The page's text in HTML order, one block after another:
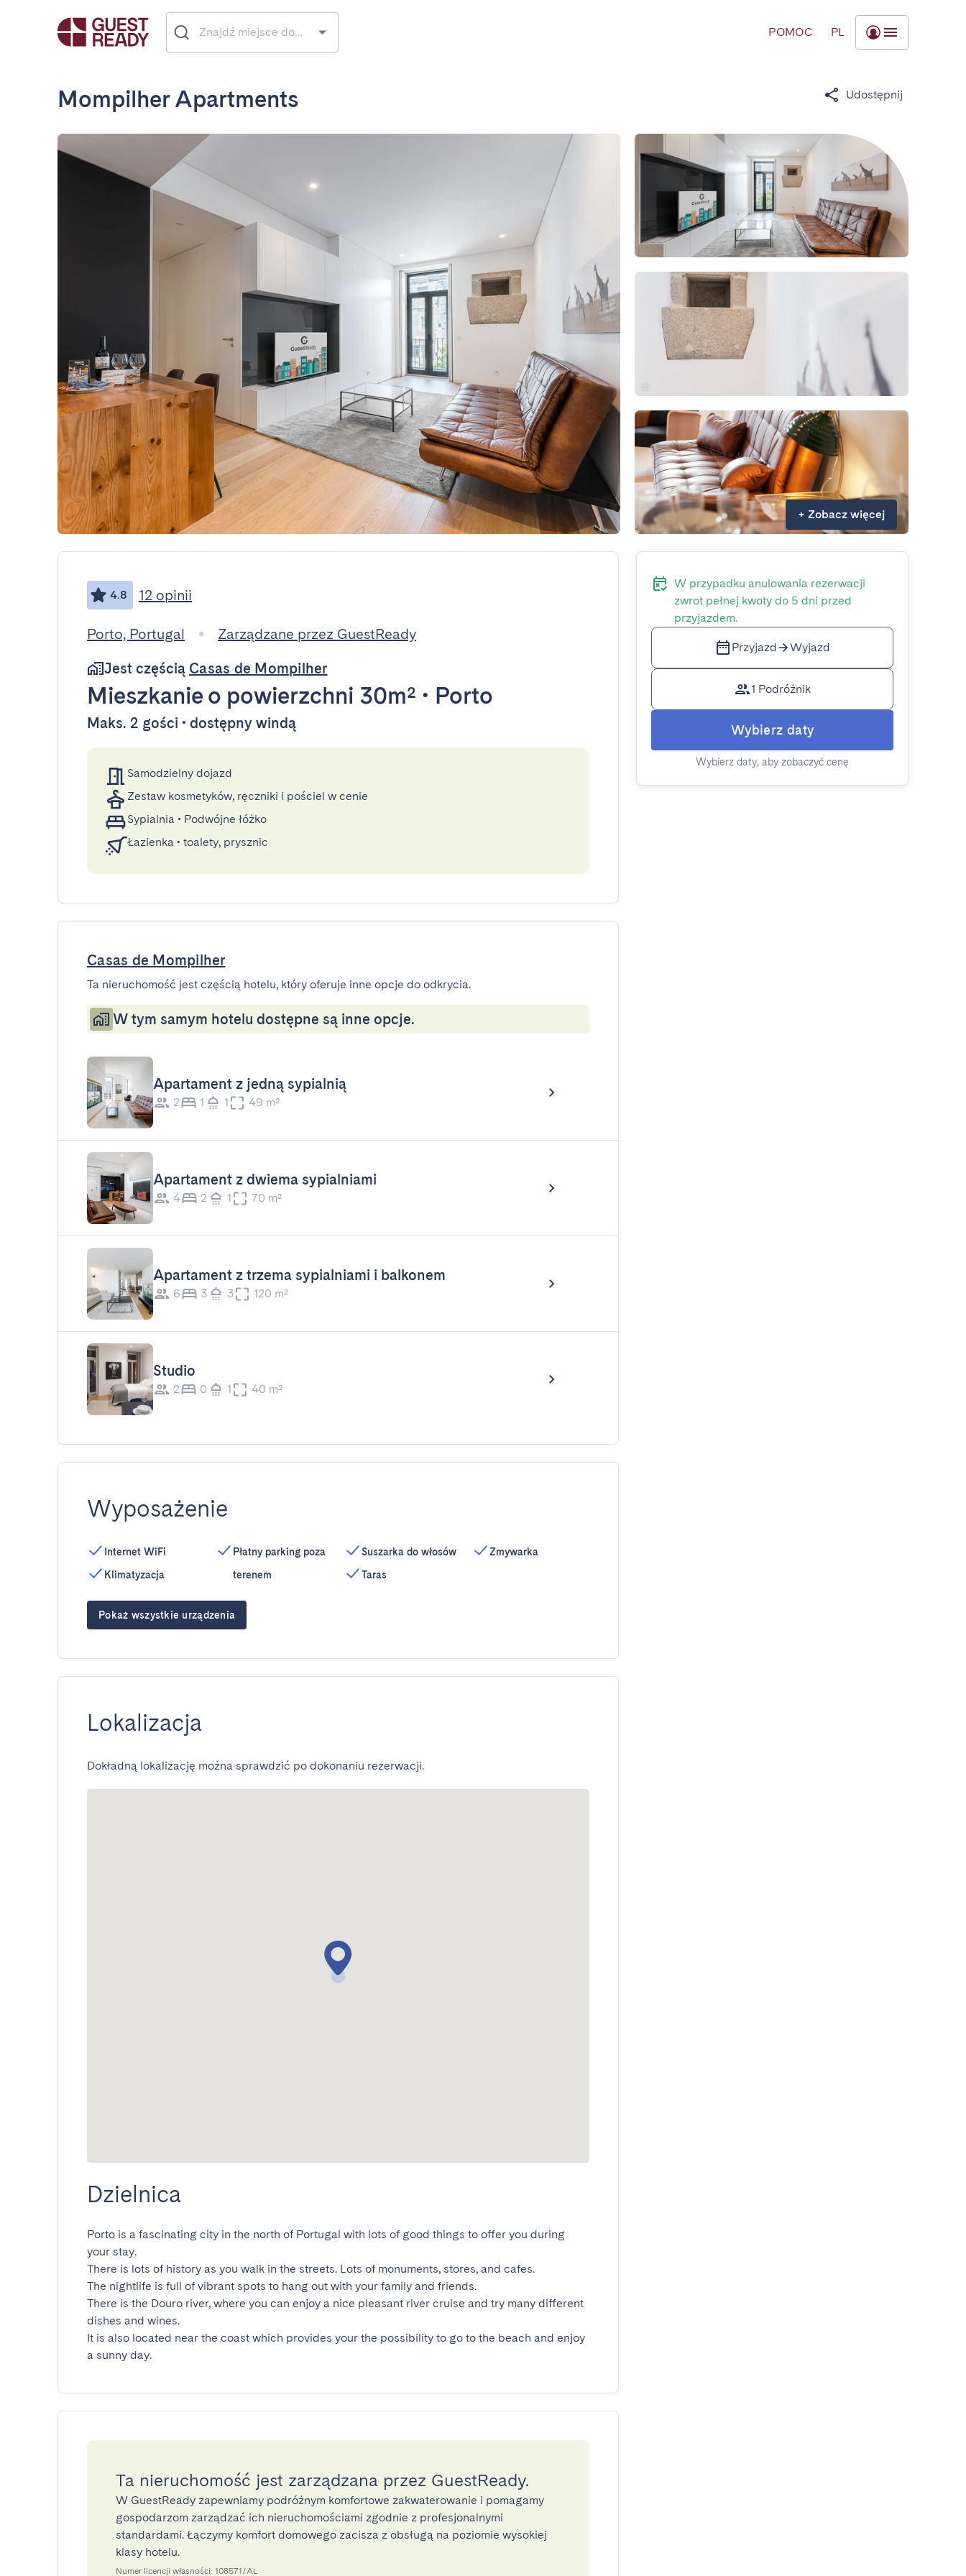
POMOC PL
Mompilher Apartments Udostępnij
+ Zobacz więcej
4.8 12 opinii
Porto, Portugal
Zarządzane przez GuestReady
Jest częścią Casas de Mompilher
Mieszkanie o powierzchni 30m² • Porto
Maks. 2 gości • dostępny windą
Samodzielny dojazd
Zestaw kosmetyków, ręczniki i pościel w cenie
Sypialnia • Podwójne łóżko
Łazienka • toalety, prysznic
Casas de Mompilher
Ta nieruchomość jest częścią hotelu, który oferuje inne opcje do odkrycia.
W tym samym hotelu dostępne są inne opcje.
Apartament z jedną sypialnią
2 1 1 49 m²
Apartament z dwiema sypialniami
4 2 1 70 m²
Apartament z trzema sypialniami i balkonem
6 3 3 120 m²
Studio
2 0 1 40 m²
Wyposażenie
Internet WiFi
Klimatyzacja
Płatny parking poza
terenem
Suszarka do włosów
Taras
Zmywarka
Pokaż wszystkie urządzenia
Lokalizacja
Dokładną lokalizację można sprawdzić po dokonaniu rezerwacji.
Dzielnica
Porto is a fascinating city in the north of Portugal with lots of good things to offer you during
your stay.
There is lots of history as you walk in the streets. Lots of monuments, stores, and cafes.
The nightlife is full of vibrant spots to hang out with your family and friends.
There is the Douro river, where you can enjoy a nice pleasant river cruise and try many different
dishes and wines.
It is also located near the coast which provides your the possibility to go to the beach and enjoy
a sunny day.
Ta nieruchomość jest zarządzana przez GuestReady.
W GuestReady zapewniamy podróżnym komfortowe zakwaterowanie i pomagamy
gospodarzom zarządzać ich nieruchomościami zgodnie z profesjonalnymi
standardami. Łączymy komfort domowego zacisza z obsługą na poziomie wysokiej
klasy hotelu.
Numer licencji własności: 108571/AL
W przypadku anulowania rezerwacji
zwrot pełnej kwoty do 5 dni przed
przyjazdem.
Przyjazd Wyjazd
1 Podróżnik
Wybierz daty
Wybierz daty, aby zobaczyć cenę